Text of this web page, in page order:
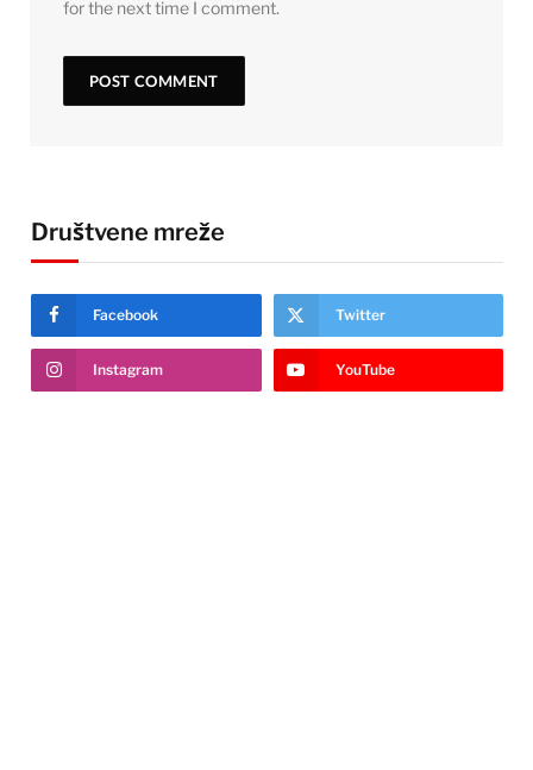
for the next time I comment.
Društvene mreže
Facebook Twitter
Instagram YouTube